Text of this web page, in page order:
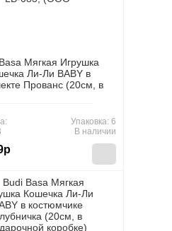
Мягкая Игрушка
Ли-Ли BABY в
Прованс (20см, в
Упаковка: 6
В наличии